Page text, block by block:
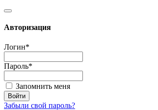
Авторизация
Логин*
Пароль*
Запомнить меня
Забыли свой пароль?